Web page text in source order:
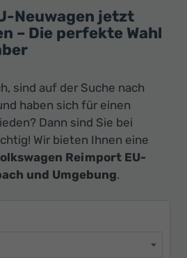
Neuwagen jetzt
– Die perfekte Wahl
sind auf der Suche nach
haben sich für einen
Dann sind Sie bei
Wir bieten Ihnen eine
Reimport EU-
und Umgebung.